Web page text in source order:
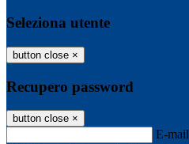
Seleziona utente
button close ×
Recupero password
button close ×
E-mail